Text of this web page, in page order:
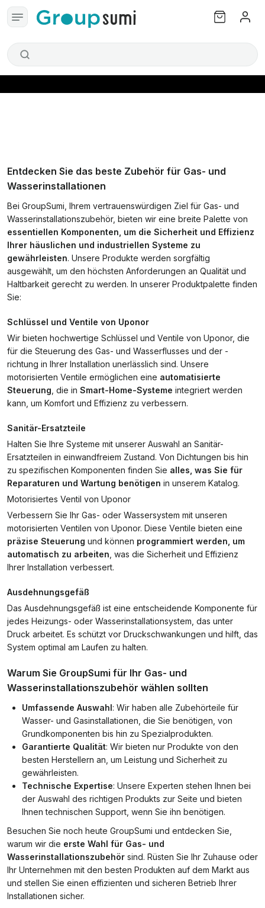
Entdecken Sie das beste Zubehör für Gas- und
Wasserinstallationen
Bei GroupSumi, Ihrem vertrauenswürdigen Ziel für Gas- und
Wasserinstallationszubehör, bieten wir eine breite Palette von
essentiellen Komponenten, um die Sicherheit und Effizienz
Ihrer häuslichen und industriellen Systeme zu
gewährleisten. Unsere Produkte werden sorgfältig
ausgewählt, um den höchsten Anforderungen an Qualität und
Haltbarkeit gerecht zu werden. In unserer Produktpalette finden
Sie:
Schlüssel und Ventile von Uponor
Wir bieten hochwertige Schlüssel und Ventile von Uponor, die
für die Steuerung des Gas- und Wasserflusses und der -
richtung in Ihrer Installation unerlässlich sind. Unsere
motorisierten Ventile ermöglichen eine automatisierte
Steuerung , die in Smart-Home-Systeme integriert werden
kann, um Komfort und Effizienz zu verbessern.
Sanitär-Ersatzteile
Halten Sie Ihre Systeme mit unserer Auswahl an Sanitär-
Ersatzteilen in einwandfreiem Zustand. Von Dichtungen bis hin
zu spezifischen Komponenten finden Sie alles, was Sie für
Reparaturen und Wartung benötigen in unserem Katalog.
Motorisiertes Ventil von Uponor
Verbessern Sie Ihr Gas- oder Wassersystem mit unseren
motorisierten Ventilen von Uponor. Diese Ventile bieten eine
präzise Steuerung und können programmiert werden, um
automatisch zu arbeiten , was die Sicherheit und Effizienz
Ihrer Installation verbessert.
Ausdehnungsgefäß
Das Ausdehnungsgefäß ist eine entscheidende Komponente für
jedes Heizungs- oder Wasserinstallationsystem, das unter
Druck arbeitet. Es schützt vor Druckschwankungen und hilft, das
System optimal am Laufen zu halten.
Warum Sie GroupSumi für Ihr Gas- und
Wasserinstallationszubehör wählen sollten
Umfassende Auswahl: Wir haben alle Zubehörteile für
Wasser- und Gasinstallationen, die Sie benötigen, von
Grundkomponenten bis hin zu Spezialprodukten.
Garantierte Qualität: Wir bieten nur Produkte von den
besten Herstellern an, um Leistung und Sicherheit zu
gewährleisten.
Technische Expertise: Unsere Experten stehen Ihnen bei
der Auswahl des richtigen Produkts zur Seite und bieten
Ihnen technischen Support, wenn Sie ihn benötigen.
Besuchen Sie noch heute GroupSumi und entdecken Sie,
warum wir die erste Wahl für Gas- und
Wasserinstallationszubehör sind. Rüsten Sie Ihr Zuhause oder
Ihr Unternehmen mit den besten Produkten auf dem Markt aus
und stellen Sie einen effizienten und sicheren Betrieb Ihrer
Installationen sicher.